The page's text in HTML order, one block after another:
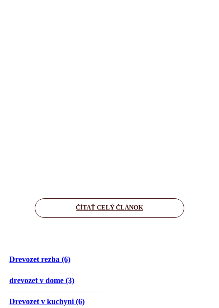
ČÍTAŤ CELÝ ČLÁNOK
Drevozet rezba (6)
drevozet v dome (3)
Drevozet v kuchyni (6)